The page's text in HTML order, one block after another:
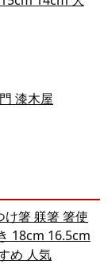
漆木屋
け箸 躾箸 箸使
18cm 16.5cm
め 人気